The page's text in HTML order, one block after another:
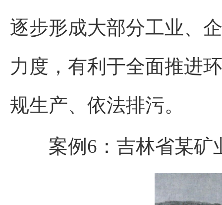
逐步形成大部分工业、
力度，有利于全面推进
规生产、依法排污。
案例6 ： 吉林省某矿